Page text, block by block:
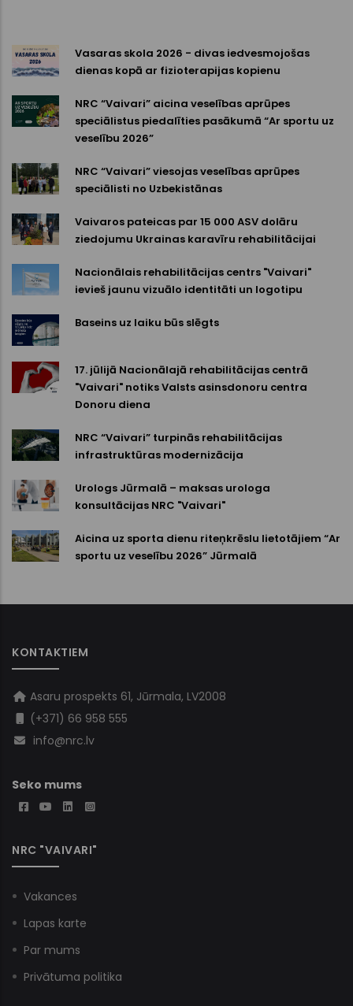
Vasaras skola 2026 - divas iedvesmojošas
dienas kopā ar fizioterapijas kopienu
NRC “Vaivari” aicina veselības aprūpes
speciālistus piedalīties pasākumā “Ar sportu uz
veselību 2026”
NRC “Vaivari” viesojas veselības aprūpes
speciālisti no Uzbekistānas
Vaivaros pateicas par 15 000 ASV dolāru
ziedojumu Ukrainas karavīru rehabilitācijai
Nacionālais rehabilitācijas centrs "Vaivari"
ievieš jaunu vizuālo identitāti un logotipu
Baseins uz laiku būs slēgts
17. jūlijā Nacionālajā rehabilitācijas centrā
"Vaivari" notiks Valsts asinsdonoru centra
Donoru diena
NRC “Vaivari” turpinās rehabilitācijas
infrastruktūras modernizācija
Urologs Jūrmalā – maksas urologa
konsultācijas NRC "Vaivari"
Aicina uz sporta dienu riteņkrēslu lietotājiem “Ar
sportu uz veselību 2026” Jūrmalā
KONTAKTIEM
Asaru prospekts 61, Jūrmala, LV2008
(+371) 66 958 555
info@nrc.lv
Seko mums
NRC "VAIVARI"
Vakances
Lapas karte
Par mums
Privātuma politika